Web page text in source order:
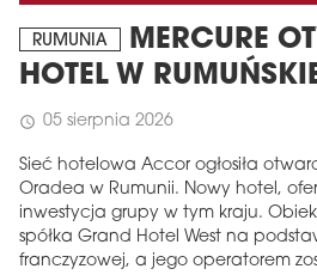
RUMUNIA
MERCURE
HOTEL W
schedule 05 sierpnia 2026
Sieć hotelowa Accor ogłosiła
Oradea w Rumunii. Nowy hotel,
inwestycja grupy w tym kraju.
spółka Grand Hotel West na
franczyzowej, a jego operatorem